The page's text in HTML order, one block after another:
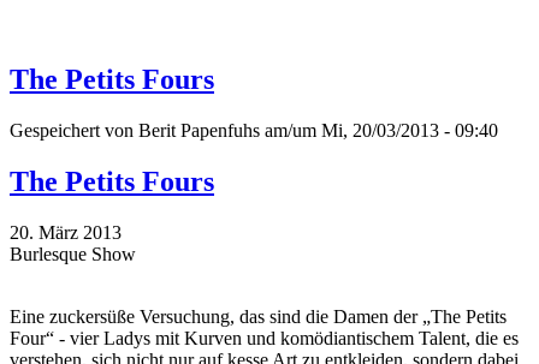
The Petits Fours
Gespeichert von Berit Papenfuhs am/um Mi, 20/03/2013 - 09:40
The Petits Fours
20. März 2013
Burlesque Show
Eine zuckersüße Versuchung, das sind die Damen der „The Petits
Four“ - vier Ladys mit Kurven und komödiantischem Talent, die es